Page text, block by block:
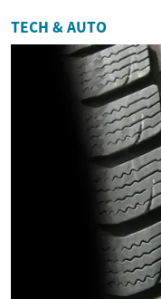
TECH & AUTO